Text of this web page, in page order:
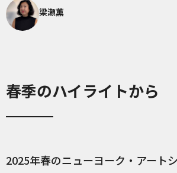
梁瀬薫
春季のハイライトから
2025年春のニューヨーク・アート